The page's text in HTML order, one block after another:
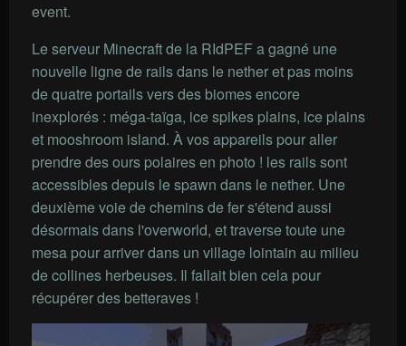
event.
Le serveur Minecraft de la RIdPEF a gagné une
nouvelle ligne de rails dans le nether et pas moins
de quatre portails vers des biomes encore
inexplorés : méga-taïga, ice spikes plains, ice plains
et mooshroom island. À vos appareils pour aller
prendre des ours polaires en photo ! les rails sont
accessibles depuis le spawn dans le nether. Une
deuxième voie de chemins de fer s'étend aussi
désormais dans l'overworld, et traverse toute une
mesa pour arriver dans un village lointain au milieu
de collines herbeuses. Il fallait bien cela pour
récupérer des betteraves !